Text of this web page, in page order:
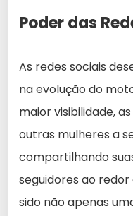
Poder das
As redes sociais
na evolução do
maior visibilidade,
outras mulheres a
compartilhando
seguidores ao
sido não apenas